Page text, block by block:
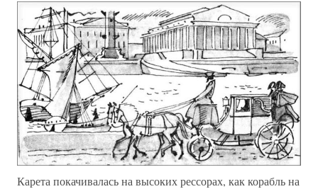
Карета покачивалась на высоких рессорах, как корабль на